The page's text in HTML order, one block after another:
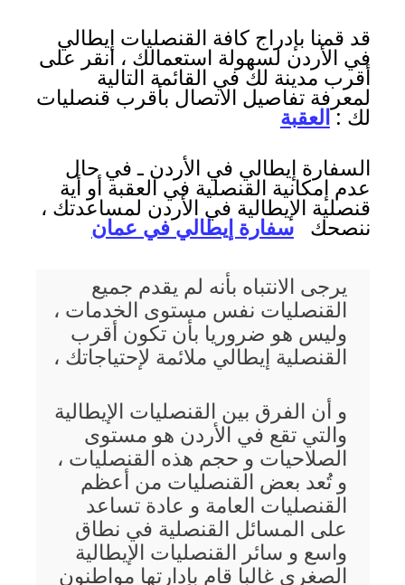
قد قمنا بإدراج كافة القنصليات إيطالي
في الأردن لسهولة استعمالك ، انقر على
أقرب مدينة لك في القائمة التالية
لمعرفة تفاصيل الاتصال بأقرب قنصليات
لك : العقبة
السفارة إيطالي في الأردن ـ في حال
عدم إمكانية القنصلية في العقبة أو أية
قنصلية الإيطالية في الأردن لمساعدتك ،
ننصحكسفارة إيطالي في عمان
يرجى الانتباه بأنه لم يقدم جميع
القنصليات نفس مستوى الخدمات ،
وليس هو ضروريا بأن تكون أقرب
القنصلية إيطالي ملائمة لإحتياجاتك ،
و أن الفرق بين القنصليات الإيطالية
والتي تقع في الأردن هو مستوى
الصلاحيات و حجم هذه القنصليات ،
و تُعد بعض القنصليات من أعظم
القنصليات العامة و عادة تساعد
على المسائل القنصلية في نطاق
واسع و سائر القنصليات الإيطالية
الصغرى غالبا قام بإدارتها مواطنون